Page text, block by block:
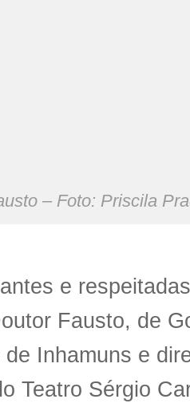
– Foto: Priscila
e
Fausto, de
Inhamuns e
Teatro Sérgio